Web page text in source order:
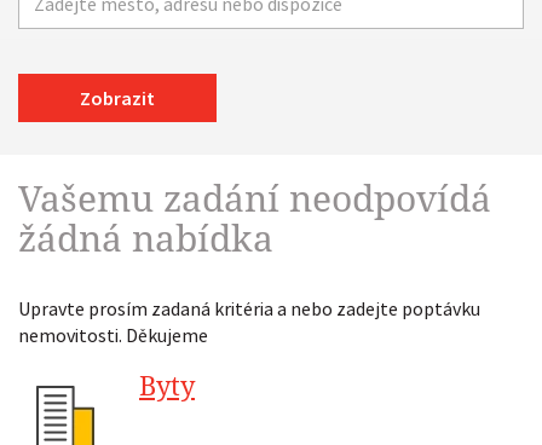
Zobrazit
Vašemu zadání neodpovídá
žádná nabídka
Upravte prosím zadaná kritéria a nebo zadejte poptávku
nemovitosti. Děkujeme
Byty